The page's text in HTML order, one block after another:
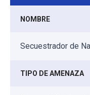
NOMBRE
Secuestrador de
TIPO DE AMENAZA